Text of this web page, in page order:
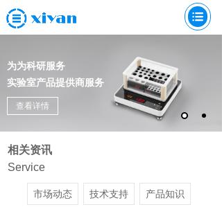
为为科研服务
实验室产品提供商服务
查看详情
相关资讯
Service
市场动态 技术支持 产品知识